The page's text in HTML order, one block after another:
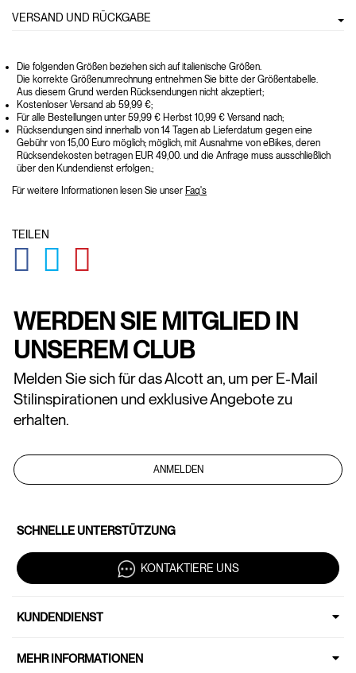
VERSAND UND RÜCKGABE
Die folgenden Größen beziehen sich auf italienische Größen.
Die korrekte Größenumrechnung entnehmen Sie bitte der Größentabelle.
Aus diesem Grund werden Rücksendungen nicht akzeptiert;
Kostenloser Versand ab 59,99 €;
Für alle Bestellungen unter 59,99 € Herbst 10,99 € Versand nach;
Rücksendungen sind innerhalb von 14 Tagen ab Lieferdatum gegen eine
Gebühr von 15,00 Euro möglich; möglich, mit Ausnahme von eBikes, deren
Rücksendekosten betragen EUR 49,00. und die Anfrage muss ausschließlich
über den Kundendienst erfolgen.;
Für weitere Informationen lesen Sie unser Faq's
TEILEN
GLOBAL.SOCIALSHARE.FACEBOOK
GLOBAL.SOCIALSHARE.TWITTER
WERDEN SIE MITGLIED IN
UNSEREM CLUB
Melden Sie sich für das Alcott an, um per E-Mail
Stilinspirationen und exklusive Angebote zu
erhalten.
ANMELDEN
SCHNELLE UNTERSTÜTZUNG
KONTAKTIERE UNS
KUNDENDIENST
MEHR INFORMATIONEN